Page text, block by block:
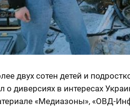
двух сотен детей и
о диверсиях в интересах
«Медиазоны», «ОВД-